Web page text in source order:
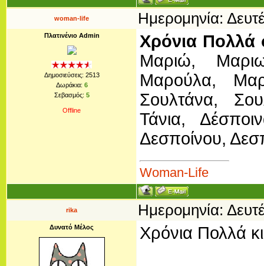
woman-life Ημερομηνία:
Πλατινένιο Admin
Δημοσιεύσεις: 2513
Δωράκια: 6
Σεβασμός: 5
Offline
Χρόνια Πολλά
Μαριώ,
Μαρούλα,
Σουλτάνα,
Τάνια,
Δεσποίνου,
Woman-Life
rika Ημερομηνία:
Δυνατό Μέλος Χρόνια Πολλά